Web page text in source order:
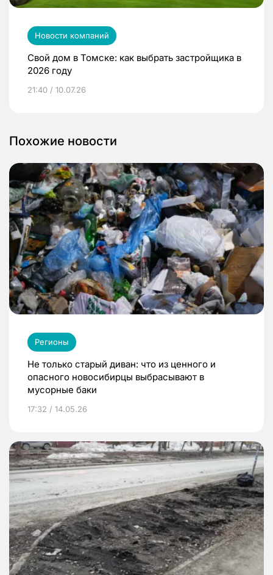
Новости компаний
Свой дом в Томске: как выбрать застройщика в
2026 году
21:40 / 10.07.26
Похожие новости
Регионы
Не только старый диван: что из ценного и
опасного новосибирцы выбрасывают в
мусорные баки
17:32 / 14.05.26